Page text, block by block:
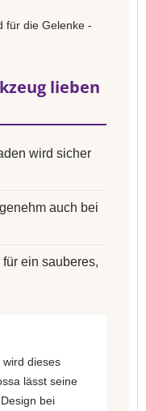
für die Gelenke -
lieben
wird sicher
auch bei
für ein sauberes,
wird dieses
lässt seine
bei